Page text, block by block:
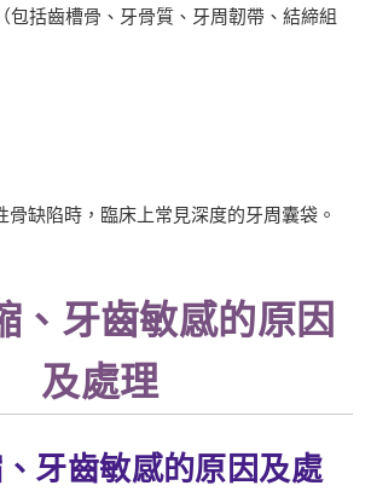
包括齒槽骨、牙骨質、牙周韌帶、結締組
骨缺陷時，臨床上常見深度的牙周囊袋。
、牙齒敏感的原因
及處理
牙齒敏感的原因及處